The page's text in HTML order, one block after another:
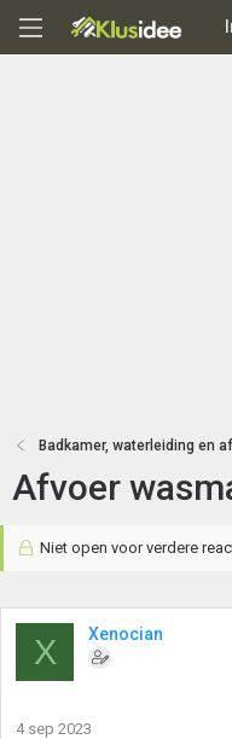
Badkamer, waterleiding en
Afvoer
Niet open voor verdere
X Xenocian
4 sep 2023